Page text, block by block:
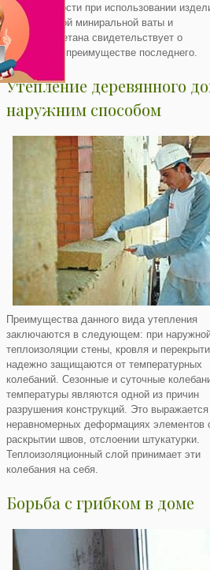
эффективности при использовании
традиционной миниральной ваты и
пенополиуретана свидетельствует о
бесспорном преимуществе последнего.
Утепление деревянного
наружним способом
Преимущества данного вида утепления
заключаются в следующем: при
теплоизоляции стены, кровля и
надежно защищаются от температурных
колебаний. Сезонные и суточные
температуры являются одной из причин
разрушения конструкций. Это
неравномерных деформациях элементов
раскрытии швов, отслоении штукатурки.
Теплоизоляционный слой принимает эти
колебания на себя.
Борьба с грибком в доме